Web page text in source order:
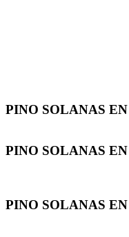
PINO SOLANAS EN
PINO SOLANAS EN
PINO SOLANAS EN